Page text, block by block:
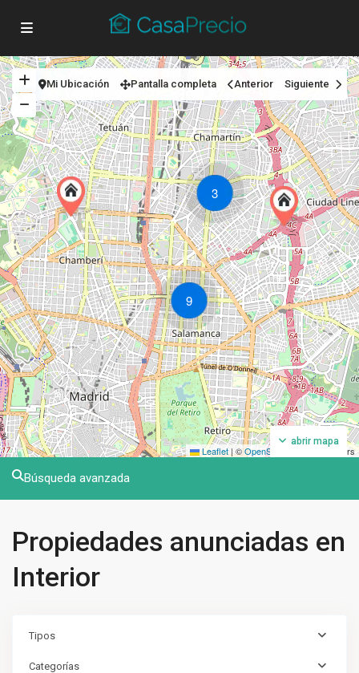
3
9
Leaflet |©OpenStreetMap contributors
abrir mapa
Mi Ubicación Pantalla completa Anterior Siguiente
Búsqueda avanzada
Propiedades anunciadas en
Interior
Tipos
Categorías